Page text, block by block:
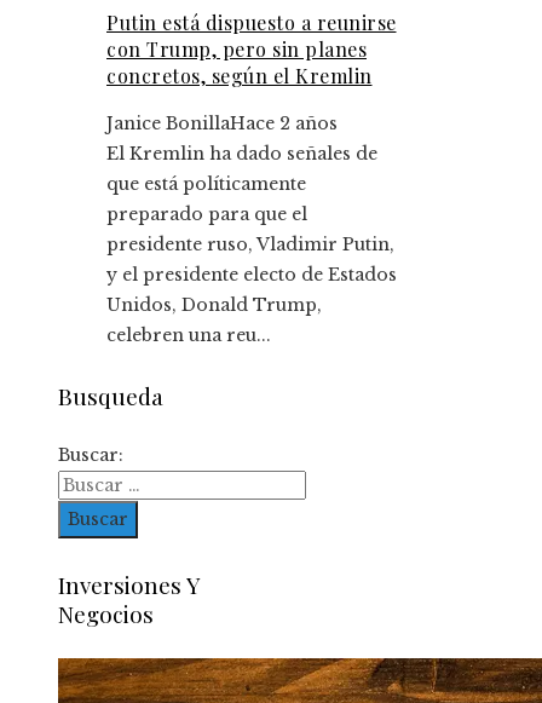
Putin está dispuesto a reunirse
con Trump, pero sin planes
concretos, según el Kremlin
Janice BonillaHace 2 años
El Kremlin ha dado señales de
que está políticamente
preparado para que el
presidente ruso, Vladimir Putin,
y el presidente electo de Estados
Unidos, Donald Trump,
celebren una reu...
Busqueda
Buscar:
Inversiones Y
Negocios